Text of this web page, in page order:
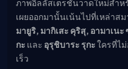
ภาพอิลลัสเตรชันวาดใหม่สำห
เผยออกมานั้นเน้นไปที่เหล่าส
มายูริ, มากิเสะ คุริสุ, อามาเน
กะ และ อุรุชิบาระ รุกะใครที่ไ
เร็ว